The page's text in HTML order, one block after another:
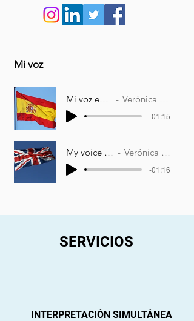
Mi voz
Mi voz en español Verónica Menargues
-01:15
My voice in English Verónica Menargues
-01:16
SERVICIOS
INTERPRETACIÓN SIMULTÁNEA